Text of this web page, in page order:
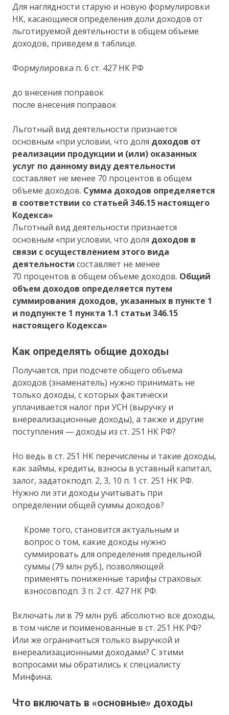
Для наглядности старую и новую формулировки
НК, касающиеся определения доли доходов от
льготируемой деятельности в общем объеме
доходов, приведем в таблице.
Формулировка п. 6 ст. 427 НК РФ
до внесения поправок
после внесения поправок
Льготный вид деятельности признается
основным «при условии, что доля доходов от
реализации продукции и (или) оказанных
услуг по данному виду деятельности
составляет не менее 70 процентов в общем
объеме доходов. Сумма доходов определяется
в соответствии со статьей 346.15 настоящего
Кодекса»
Льготный вид деятельности признается
основным «при условии, что доля доходов в
связи с осуществлением этого вида
деятельности составляет не менее
70 процентов в общем объеме доходов. Общий
объем доходов определяется путем
суммирования доходов, указанных в пункте 1
и подпункте 1 пункта 1.1 статьи 346.15
настоящего Кодекса»
Как определять общие доходы
Получается, при подсчете общего объема
доходов (знаменатель) нужно принимать не
только доходы, с которых фактически
уплачивается налог при УСН (выручку и
внереализационные доходы), а также и другие
поступления — доходы из ст. 251 НК РФ?
Но ведь в ст. 251 НК перечислены и такие доходы,
как займы, кредиты, взносы в уставный капитал,
залог, задатокподп. 2, 3, 10 п. 1 ст. 251 НК РФ.
Нужно ли эти доходы учитывать при
определении общей суммы доходов?
Кроме того, становится актуальным и
вопрос о том, какие доходы нужно
суммировать для определения предельной
суммы (79 млн руб.), позволяющей
применять пониженные тарифы страховых
взносовподп. 3 п. 2 ст. 427 НК РФ.
Включать ли в 79 млн руб. абсолютно все доходы,
в том числе и поименованные в ст. 251 НК РФ?
Или же ограничиться только выручкой и
внереализационными доходами? С этими
вопросами мы обратились к специалисту
Минфина.
Что включать в «основные» доходы